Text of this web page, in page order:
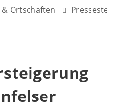
& Ortschaften Pressestelle